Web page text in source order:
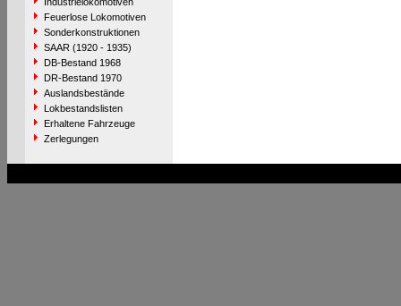
Feuerlose Lokomotiven
Sonderkonstruktionen
SAAR (1920 - 1935)
DB-Bestand 1968
DR-Bestand 1970
Auslandsbestände
Lokbestandslisten
Erhaltene Fahrzeuge
Zerlegungen